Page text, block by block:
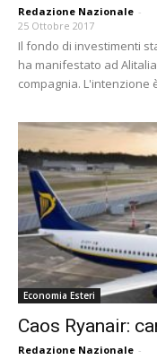
Redazione Nazionale -
25 Ottobre 2017
Il fondo di investimenti
ha manifestato ad
compagnia. L'intenzione
Economia Esteri
Caos Ryanair:
Redazione Nazionale -